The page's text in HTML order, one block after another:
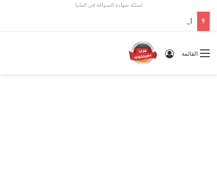
اسئلة شهادة السواقة في المانيا
أوسبيلدونغ تبريد مراكز البيانات في ألمانيا 2026: الأجور والشروط
القائمة تسجيل الدخول